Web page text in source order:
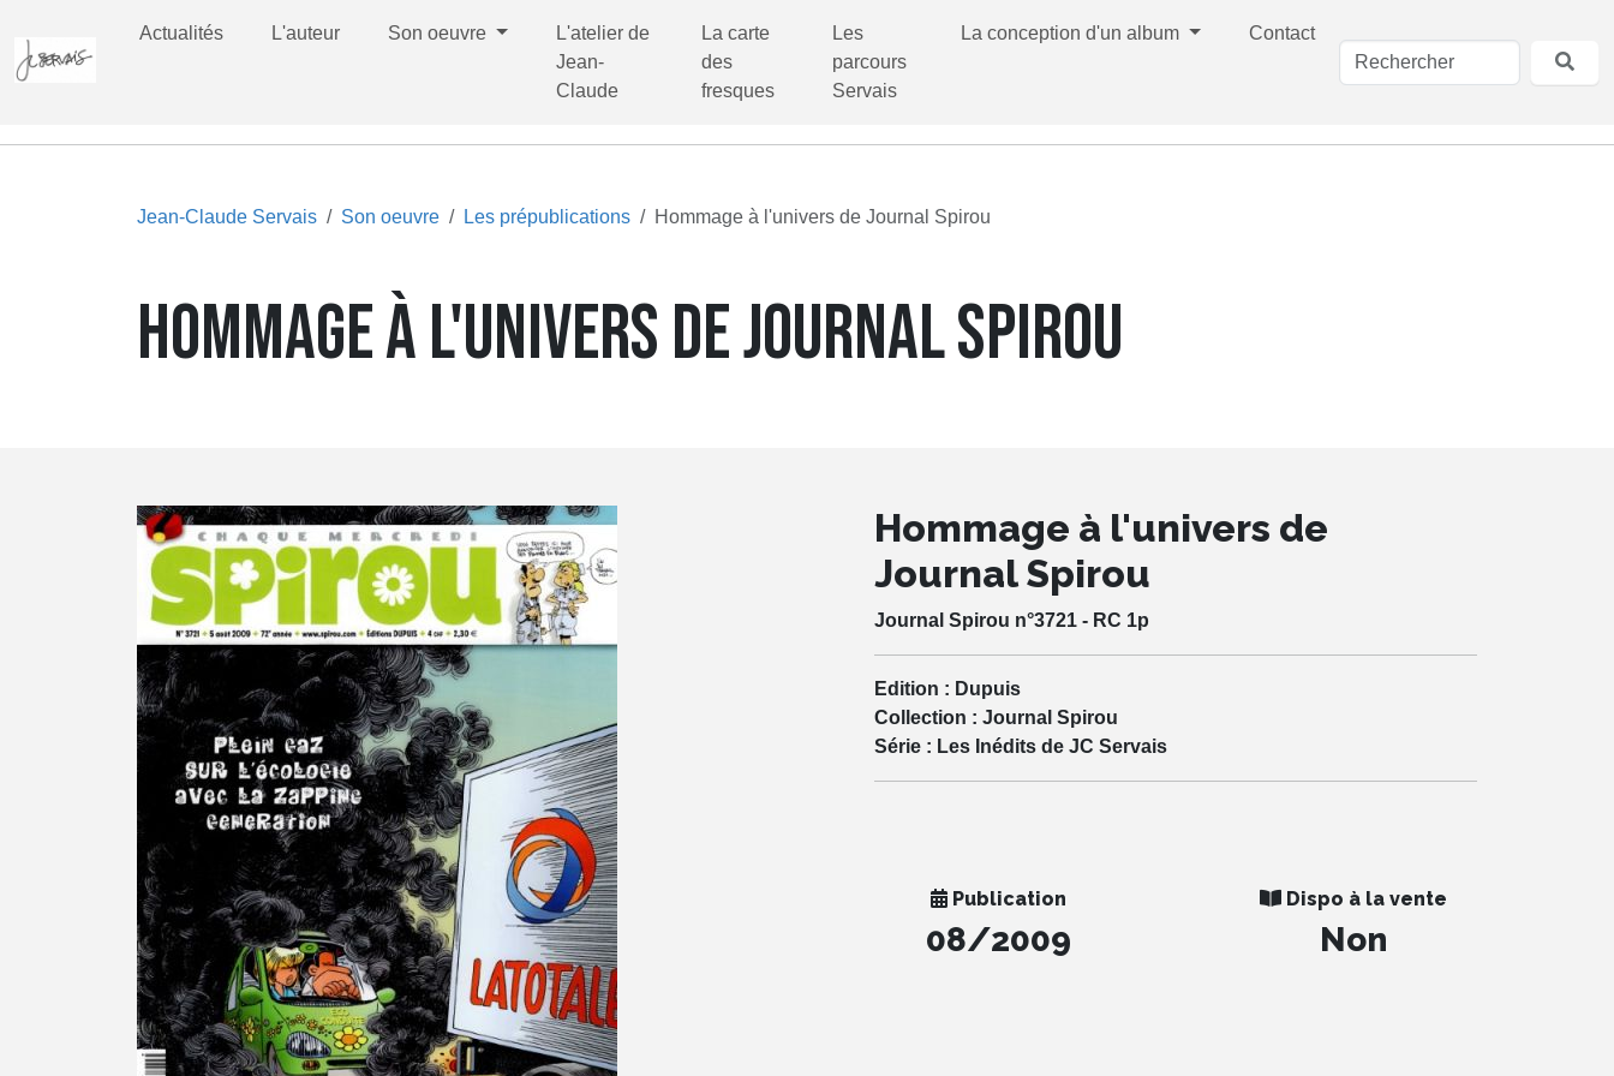
Actualités L'auteur Son oeuvre
L'atelier de
Jean-
Claude
La carte
des
fresques
Les
parcours
Servais
La conception d'un album Contact
Jean-Claude Servais Son oeuvre Les prépublications Hommage à l'univers de Journal Spirou
HOMMAGE À L'UNIVERS DE JOURNAL SPIROU
Hommage à l'univers de
Journal Spirou
Journal Spirou n°3721 - RC 1p
Edition : Dupuis
Collection : Journal Spirou
Série : Les Inédits de JC Servais
Publication
08/2009
Dispo à la vente
Non